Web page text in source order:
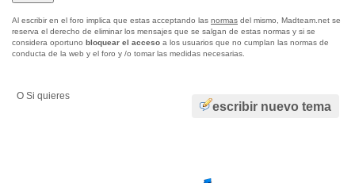
Al escribir en el foro implica que estas acceptando las normas del mismo, Madteam.net se
reserva el derecho de eliminar los mensajes que se salgan de estas normas y si se
considera oportuno bloquear el acceso a los usuarios que no cumplan las normas de
conducta de la web y el foro y /o tomar las medidas necesarias.
escribir nuevo tema
O Si quieres